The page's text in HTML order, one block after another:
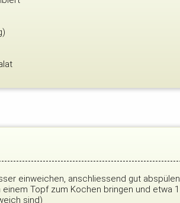
einweichen, anschliessend gut abspülen
Topf zum Kochen bringen und etwa 1
sind)